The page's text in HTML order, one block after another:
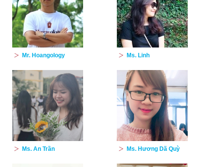
Mr. Hoangology Ms. Linh
Ms. An Trần Ms. Hương Dã Quỳ